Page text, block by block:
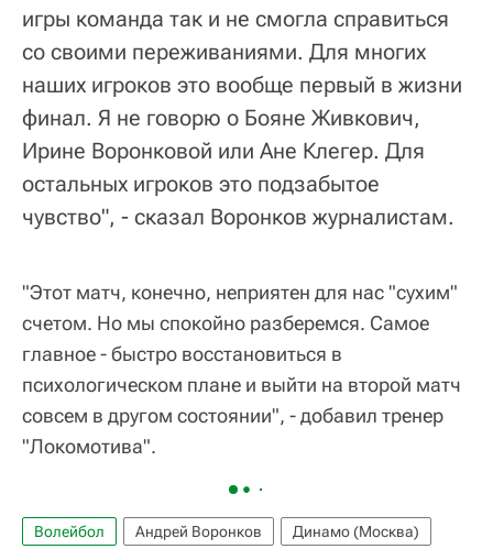
игры команда так и не смогла справиться
со своими переживаниями. Для многих
наших игроков это вообще первый в жизни
финал. Я не говорю о Бояне Живкович,
Ирине Воронковой или Ане Клегер. Для
остальных игроков это подзабытое
чувство", - сказал Воронков журналистам.
"Этот матч, конечно, неприятен для нас "сухим"
счетом. Но мы спокойно разберемся. Самое
главное - быстро восстановиться в
психологическом плане и выйти на второй матч
совсем в другом состоянии", - добавил тренер
"Локомотива".
Волейбол Андрей Воронков Динамо (Москва)